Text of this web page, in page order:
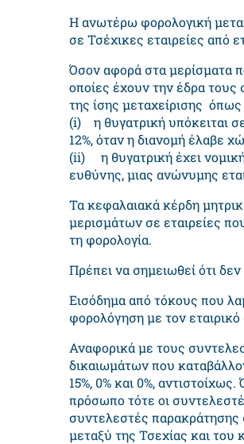
Η ανωτέρω φορολογική
σε Τσέχικες εταιρείες από
Όσον αφορά στα μερίσματα
οποίες έχουν την έδρα
της ίσης μεταχείρισης
(i) η θυγατρική υπόκειται
12%, όταν η διανομή έλαβε
(ii) η θυγατρική έχει νομική
ευθύνης, μιας ανώνυμης
Τα κεφαλαιακά κέρδη
μερισμάτων σε εταιρείες
τη φορολογία.
Πρέπει να σημειωθεί ότι
Εισόδημα από τόκους που
φορολόγηση με τον
Αναφορικά με τους
δικαιωμάτων που
15%, 0% και 0%,
πρόσωπο τότε οι
συντελεστές
μεταξύ της Τσεχίας και του